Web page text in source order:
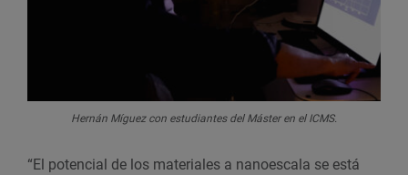
Hernán Míguez con estudiantes del Máster en el ICMS.
“El potencial de los materiales a nanoescala se está